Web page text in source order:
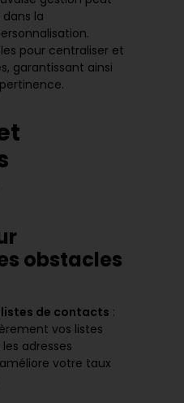
la
pour centraliser et
garantissant ainsi
obstacles
de contacts :
vos listes
adresses
votre taux